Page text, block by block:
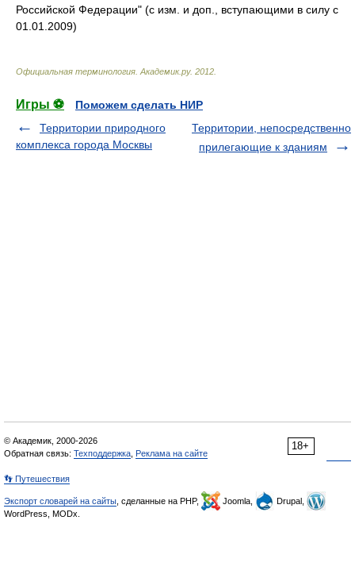
Российской Федерации" (с изм. и доп., вступающими в силу с
01.01.2009)
Официальная терминология Академик.ру. 2012
Игры ⚽
Поможем сделать НИР
Территории природного
комплекса города Москвы
Территории, непосредственно
прилегающие к зданиям
18+
© Академик, 2000-2026
Обратная связь: Техподдержка Реклама на сайте
👣 Путешествия
Экспорт словарей на сайты , сделанные на PHP, Joomla,
Drupal,
WordPress, MODx.